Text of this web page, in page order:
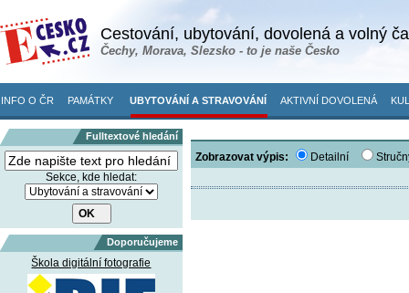
Cestování, ubytování, dovolená a volný
Čechy, Morava, Slezsko - to je naše Česko
INFO O ČR PAMÁTKY UBYTOVÁNÍ A STRAVOVÁNÍ AKTIVNÍ DOVOLENÁ
Fulltextové hledání
Sekce, kde hledat:
Doporučujeme
Škola digitální fotografie
Zobrazovat výpis: Detailní